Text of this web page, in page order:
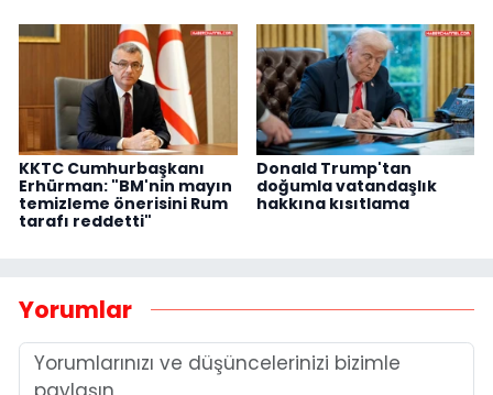
KKTC Cumhurbaşkanı
Erhürman: "BM'nin mayın
temizleme önerisini Rum
tarafı reddetti"
Donald Trump'tan
doğumla vatandaşlık
hakkına kısıtlama
Yorumlar